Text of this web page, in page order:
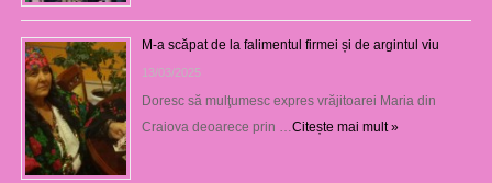
M-a scăpat de la falimentul firmei și de argintul viu
13/03/2025
Doresc să mulţumesc expres vrăjitoarei Maria din
Craiova deoarece prin … Citește mai mult »